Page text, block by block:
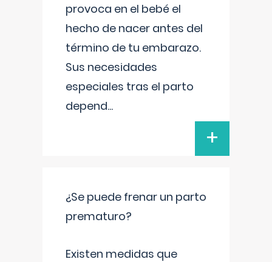
provoca en el bebé el
hecho de nacer antes del
término de tu embarazo.
Sus necesidades
especiales tras el parto
depend...
+
¿Se puede frenar un parto
prematuro?
Existen medidas que